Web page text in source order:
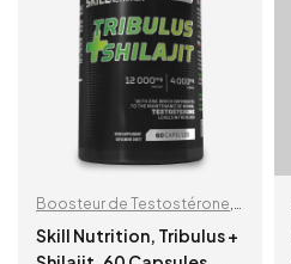
Boosteur de Testostérone
Sante et Bien Etre,Shilajit,
Tribulus
Skill Nutrition, Tribulus +